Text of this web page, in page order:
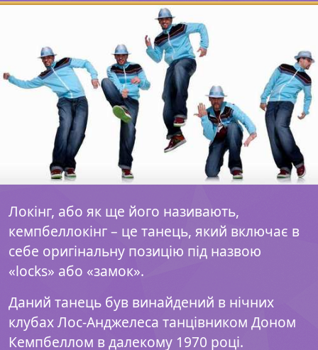
Локінг, або як ще його називають,
кемпбеллокінг – це танець, який включає в
себе оригінальну позицію під назвою
«locks» або «замок».
Даний танець був винайдений в нічних
клубах Лос-Анджелеса танцівником Доном
Кемпбеллом в далекому 1970 році.